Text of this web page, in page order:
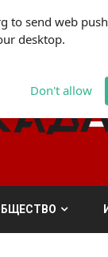
to send web push
desktop.
Don't allow
реклама